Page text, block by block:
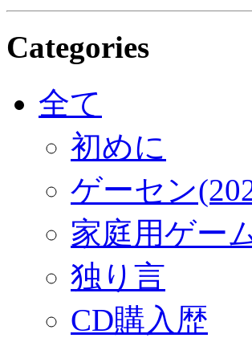
Categories
全て
初めに
ゲーセン
家庭用ゲー
独り言
CD購入歴